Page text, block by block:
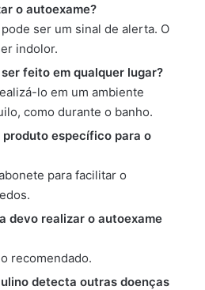
o autoexame?
ser um sinal de alerta. O
indolor.
feito em qualquer lugar?
lo em um ambiente
como durante o banho.
produto específico para o
para facilitar o
devo realizar o autoexame
recomendado.
detecta outras doenças